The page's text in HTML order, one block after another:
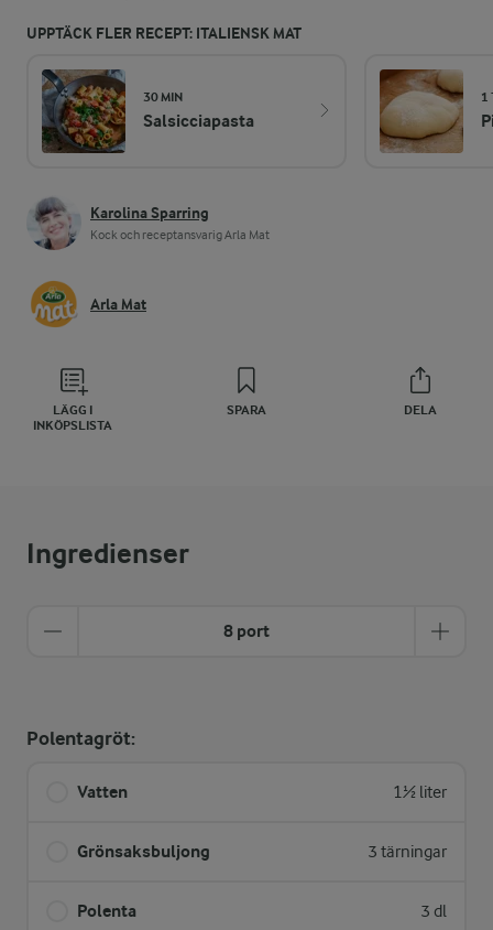
UPPTÄCK FLER RECEPT: ITALIENSK MAT
30 MIN
Salsicciapasta
1
Karolina Sparring
Kock och receptansvarig Arla Mat
Arla Mat
LÄGG I
INKÖPSLISTA
SPARA DELA
Ingredienser
8 port
Polentagröt:
Vatten 1½ liter
Grönsaksbuljong 3 tärningar
Polenta 3 dl